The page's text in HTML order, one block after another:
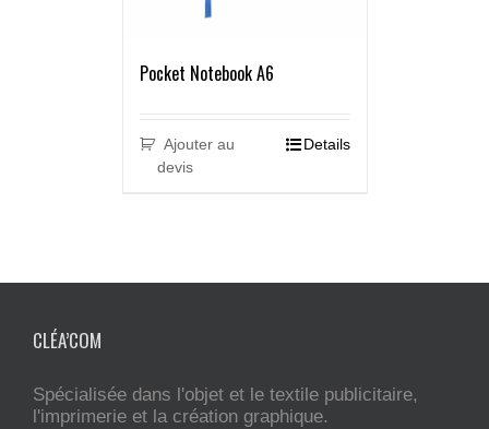
Pocket Notebook A6
Ajouter au
devis
Details
CLÉA’COM
Spécialisée dans l'objet et le textile publicitaire,
l'imprimerie et la création graphique.